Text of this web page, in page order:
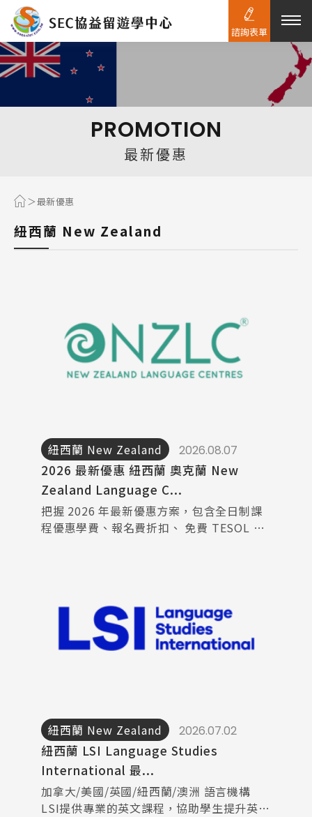
PROMOTION
最新優惠
最新優惠
紐西蘭 New Zealand
紐西蘭 New Zealand 2026.08.07
2026 最新優惠 紐西蘭 奧克蘭 New
Zealand Language C...
把握 2026 年最新優惠方案，包含全日制課
程優惠學費、報名費折扣、 免費 TESOL 轉
紐西蘭 New Zealand 2026.07.02
紐西蘭 LSI Language Studies
International 最...
加拿大/美國/英國/紐西蘭/澳洲 語言機構
LSI提供專業的英文課程，協助學生提升英文
諮詢表單